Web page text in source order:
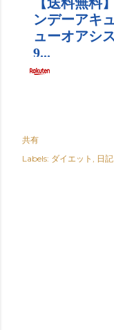
共有
Labels: ダイエット 日記